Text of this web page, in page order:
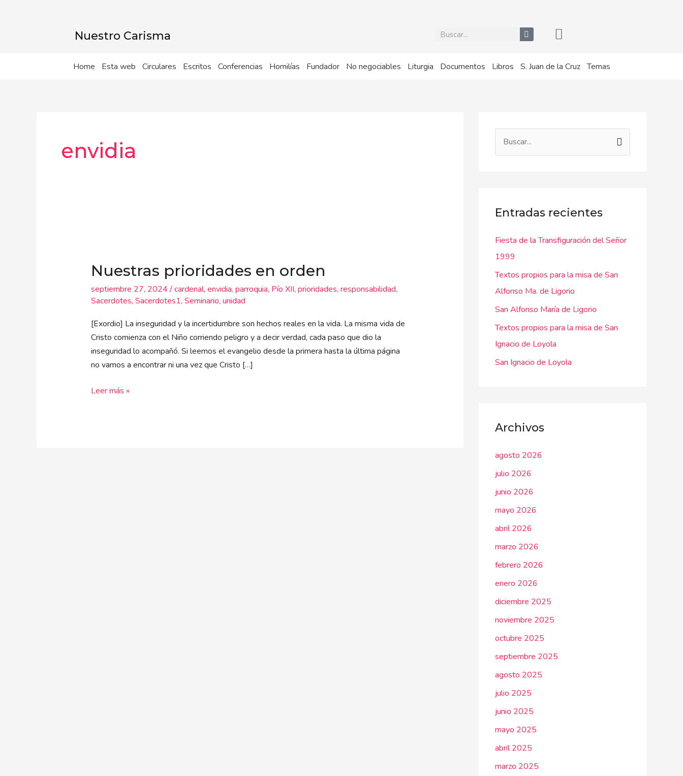
Nuestro Carisma
Home Esta web Circulares Escritos Conferencias Homilías Fundador No negociables Liturgia Documentos Libros S. Juan de la Cruz Temas
envidia
Nuestras prioridades en orden
septiembre 27, 2024/cardenal, envidia, parroquia, Pío XII, prioridades, responsabilidad,
Sacerdotes, Sacerdotes1, Seminario, unidad
[Exordio] La inseguridad y la incertidumbre son hechos reales en la vida. La misma vida de
Cristo comienza con el Niño corriendo peligro y a decir verdad, cada paso que dio la
inseguridad lo acompañó. Si leemos el evangelio desde la primera hasta la última página
no vamos a encontrar ni una vez que Cristo […]
en
Leer más »
a
p
o
r
:
Entradas recientes
Fiesta de la Transfiguración del Señor
1999
Textos propios para la misa de San
Alfonso Ma. de Ligorio
San Alfonso María de Ligorio
Textos propios para la misa de San
Ignacio de Loyola
San Ignacio de Loyola
Archivos
agosto 2026
julio 2026
junio 2026
mayo 2026
abril 2026
marzo 2026
febrero 2026
enero 2026
diciembre 2025
noviembre 2025
octubre 2025
septiembre 2025
agosto 2025
julio 2025
junio 2025
mayo 2025
abril 2025
marzo 2025